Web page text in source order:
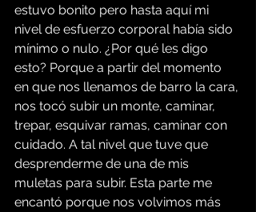
estuvo bonito pero hasta aquí mi
nivel de esfuerzo corporal había sido
mínimo o nulo. ¿Por qué les digo
esto? Porque a partir del momento
en que nos llenamos de barro la cara,
nos tocó subir un monte, caminar,
trepar, esquivar ramas, caminar con
cuidado. A tal nivel que tuve que
desprenderme de una de mis
muletas para subir. Esta parte me
encantó porque nos volvimos más